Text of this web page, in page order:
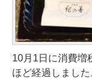
10月1日に消費増
ほど経過しまし